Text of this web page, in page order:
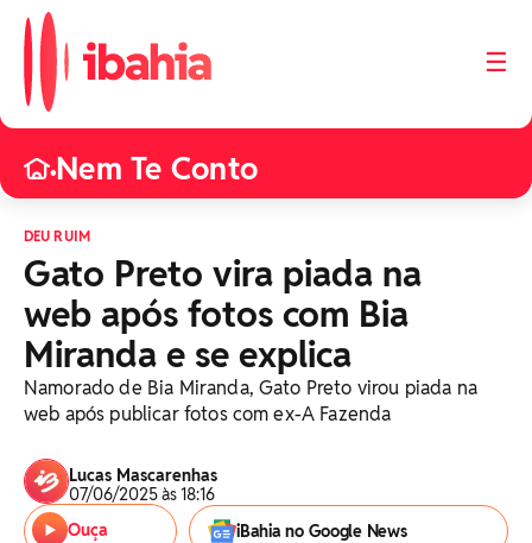
☰
•Nem Te Conto
DEU RUIM
Gato Preto vira piada na
web após fotos com Bia
Miranda e se explica
Namorado de Bia Miranda, Gato Preto virou piada na
web após publicar fotos com ex-A Fazenda
Lucas Mascarenhas
07/06/2025 às 18:16
Ouça
iBahia no Google News